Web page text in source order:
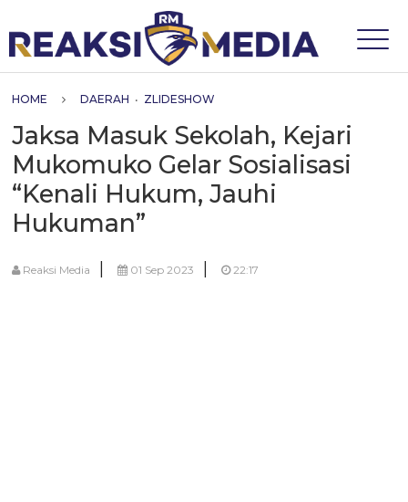
HOME DAERAH • ZLIDESHOW
Jaksa Masuk Sekolah, Kejari
Mukomuko Gelar Sosialisasi
“Kenali Hukum, Jauhi
Hukuman”
Reaksi Media | 01 Sep 2023 | 22:17